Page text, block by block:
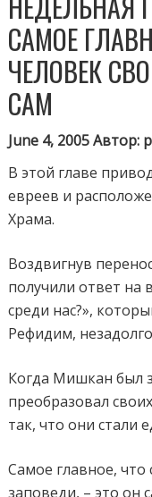
САМОЕ
ЧЕЛОВЕК
САМ
June 4, 2005
В этой главе
евреев и
Храма.
Воздвигнув
получили ответ на
среди нас?»,
Рефидим,
Когда Мишкан был
преобразовал
так, что они стали
Самое главное, что
заповеди, – это он